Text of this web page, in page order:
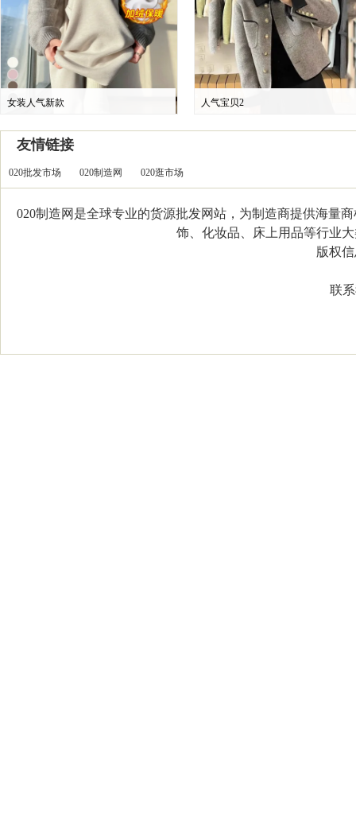
女装人气新款 人气宝贝2
友情链接
020批发市场 020制造网 020逛市场
020制造网是全球专业的货源批发网站，为制造商提供海量
饰、化妆品、床上用品等行业
版权信
联